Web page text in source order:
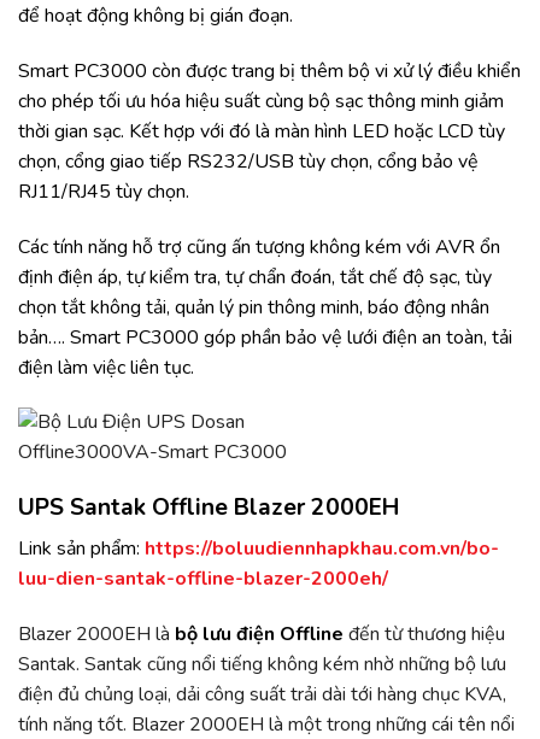
để hoạt động không bị gián đoạn.
Smart PC3000 còn được trang bị thêm bộ vi xử lý điều khiển
cho phép tối ưu hóa hiệu suất cùng bộ sạc thông minh giảm
thời gian sạc. Kết hợp với đó là màn hình LED hoặc LCD tùy
chọn, cổng giao tiếp RS232/USB tùy chọn, cổng bảo vệ
RJ11/RJ45 tùy chọn.
Các tính năng hỗ trợ cũng ấn tượng không kém với AVR ổn
định điện áp, tự kiểm tra, tự chẩn đoán, tắt chế độ sạc, tùy
chọn tắt không tải, quản lý pin thông minh, báo động nhân
bản…. Smart PC3000 góp phần bảo vệ lưới điện an toàn, tải
điện làm việc liên tục.
UPS Santak Offline Blazer 2000EH
Link sản phẩm: https://boluudiennhapkhau.com.vn/bo-
luu-dien-santak-offline-blazer-2000eh/
Blazer 2000EH là bộ lưu điện Offline đến từ thương hiệu
Santak. Santak cũng nổi tiếng không kém nhờ những bộ lưu
điện đủ chủng loại, dải công suất trải dài tới hàng chục KVA,
tính năng tốt. Blazer 2000EH là một trong những cái tên nổi